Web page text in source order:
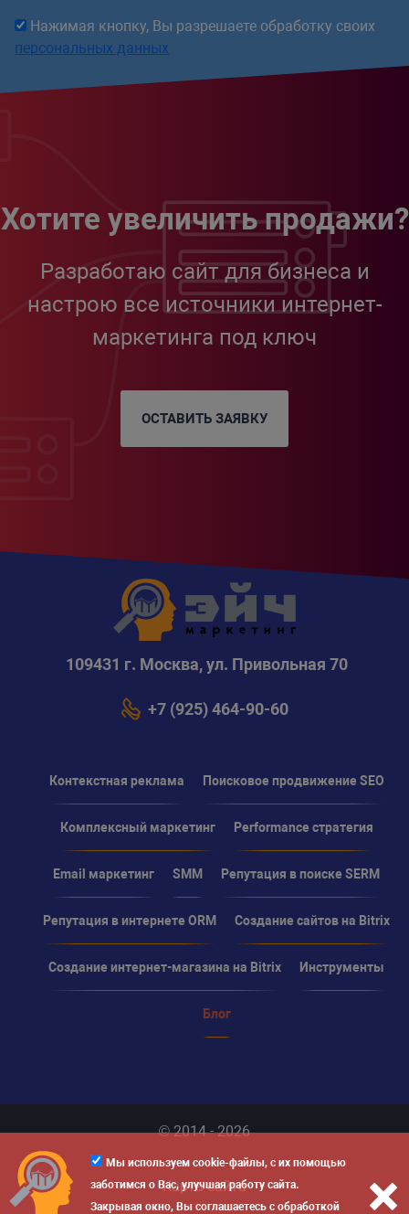
Мы используем cookie-файлы, с их помощью
заботимся о Вас, улучшая работу сайта.
Закрывая окно, Вы соглашаетесь с обработкой
Нажимая кнопку, Вы разрешаете обработку своих
персональных данных
Хотите увеличить продажи?
Разработаю сайт для бизнеса и
настрою все источники интернет-
маркетинга под ключ
ОСТАВИТЬ ЗАЯВКУ
109431 г. Москва, ул. Привольная 70
+7 (925) 464-90-60
Контекстная реклама Поисковое продвижение SEO
Комплексный маркетинг Performance стратегия
Email маркетинг SMM Репутация в поиске SERM
Репутация в интернете ORM Создание сайтов на Bitrix
Создание интернет-магазина на Bitrix Инструменты
Блог
© 2014 - 2026
Карта сайта